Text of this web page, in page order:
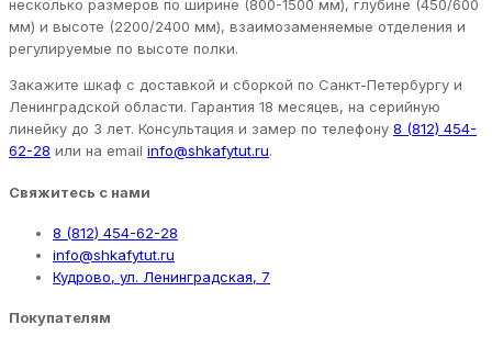
несколько размеров по ширине (800-1500 мм), глубине (450/600
мм) и высоте (2200/2400 мм), взаимозаменяемые отделения и
регулируемые по высоте полки.
Закажите шкаф с доставкой и сборкой по Санкт-Петербургу и
Ленинградской области. Гарантия 18 месяцев, на серийную
линейку до 3 лет. Консультация и замер по телефону 8 (812) 454-
62-28 или на email info@shkafytut.ru.
Свяжитесь с нами
8 (812) 454-62-28
info@shkafytut.ru
Кудрово, ул. Ленинградская, 7
Покупателям